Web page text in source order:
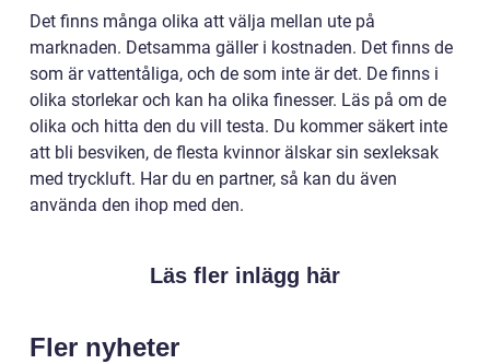
Det finns många olika att välja mellan ute på
marknaden. Detsamma gäller i kostnaden. Det finns de
som är vattentåliga, och de som inte är det. De finns i
olika storlekar och kan ha olika finesser. Läs på om de
olika och hitta den du vill testa. Du kommer säkert inte
att bli besviken, de flesta kvinnor älskar sin sexleksak
med tryckluft. Har du en partner, så kan du även
använda den ihop med den.
Läs fler inlägg här
Fler nyheter